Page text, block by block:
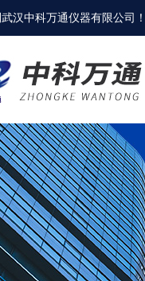
武汉中科万通仪器有限公司 ！